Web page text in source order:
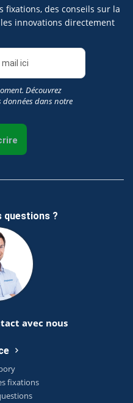
fixations, des conseils sur la
innovations directement
Découvrez
dans notre
questions ?
avec nous
fixations